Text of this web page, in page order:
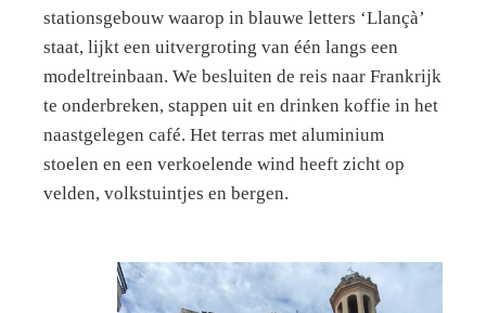
stationsgebouw waarop in blauwe letters ‘Llançà’
staat, lijkt een uitvergroting van één langs een
modeltreinbaan. We besluiten de reis naar Frankrijk
te onderbreken, stappen uit en drinken koffie in het
naastgelegen café. Het terras met aluminium
stoelen en een verkoelende wind heeft zicht op
velden, volkstuintjes en bergen.